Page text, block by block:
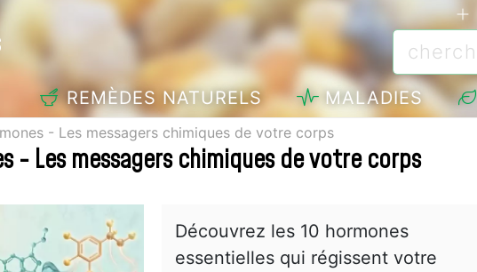
REMÈDES NATURELS MALADIES
- Les messagers chimiques de votre corps
- Les messagers chimiques de votre corps
Découvrez les 10 hormones
essentielles qui régissent votre